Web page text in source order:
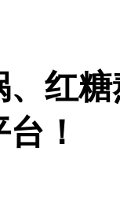
红
！